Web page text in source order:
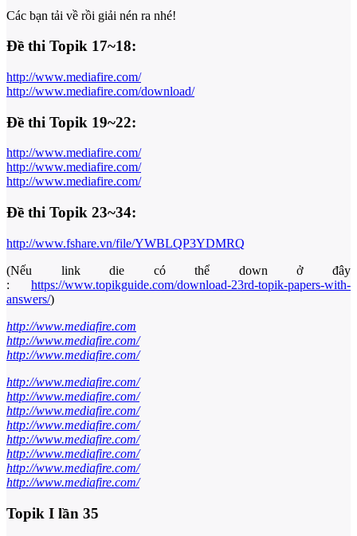
Các bạn tải về rồi giải nén ra nhé!
Đề thi Topik 17~18:
http://www.mediafire.com/
http://www.mediafire.com/download/
Đề thi Topik 19~22:
http://www.mediafire.com/
http://www.mediafire.com/
http://www.mediafire.com/
Đề thi Topik 23~34:
http://www.fshare.vn/file/YWBLQP3YDMRQ
(Nếu link die có thể down ở đây
: https://www.topikguide.com/download-23rd-topik-papers-with-
answers/)
http://www.mediafire.com
http://www.mediafire.com/
http://www.mediafire.com/
http://www.mediafire.com/
http://www.mediafire.com/
http://www.mediafire.com/
http://www.mediafire.com/
http://www.mediafire.com/
http://www.mediafire.com/
http://www.mediafire.com/
http://www.mediafire.com/
Topik I lần 35